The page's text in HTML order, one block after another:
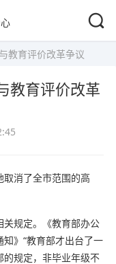
教育评价改革争议
教育评价改革
消了全市范围的高
规定。《教育部办公
》“教育部才出台了一
规定，非毕业年级不